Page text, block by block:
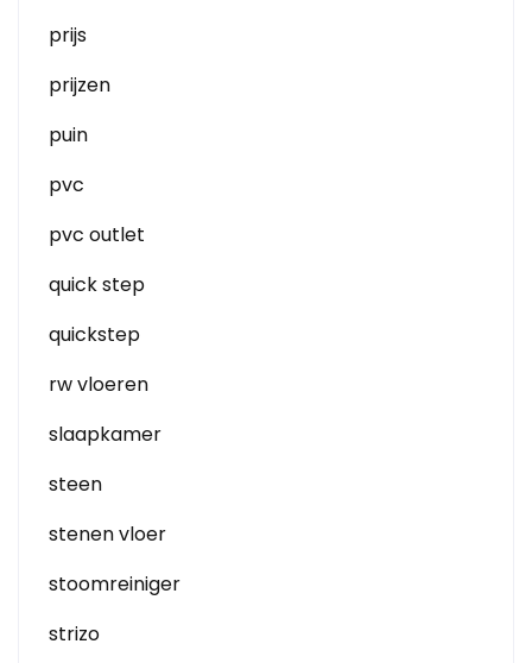
prijs
prijzen
puin
pvc
pvc outlet
quick step
quickstep
rw vloeren
slaapkamer
steen
stenen vloer
stoomreiniger
strizo